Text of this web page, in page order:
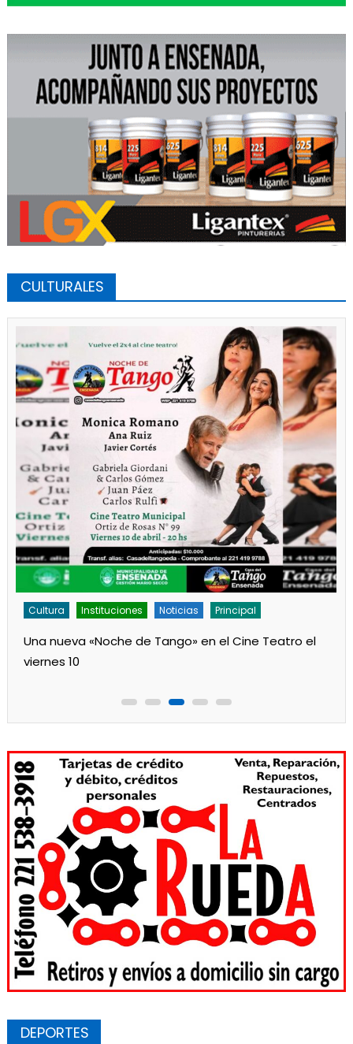
CULTURALES
Cultura Noticias Principal
Los jardines de Ensenada iniciaron la salita de 1 año
DEPORTES